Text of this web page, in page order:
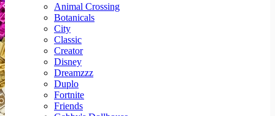
Animal Crossing
Botanicals
City
Classic
Creator
Disney
Dreamzzz
Duplo
Fortnite
Friends